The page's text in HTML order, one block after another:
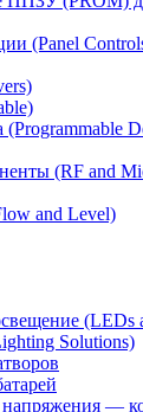
(Panel
(RF and
and Level)
Solutions)
—